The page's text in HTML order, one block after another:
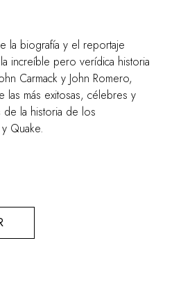
la biografía y el reportaje
increíble pero verídica historia
Carmack y John Romero,
más exitosas, célebres y
de la historia de los
Quake.